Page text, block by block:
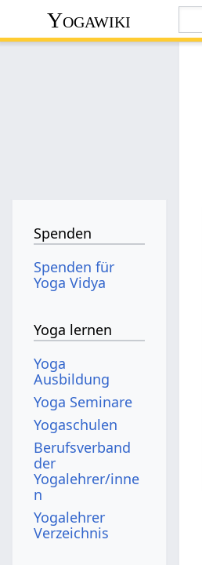
Yogawiki
Spenden
Spenden für
Yoga Vidya
Yoga lernen
Yoga
Ausbildung
Yoga Seminare
Yogaschulen
Berufsverband
der
Yogalehrer/inne
n
Yogalehrer
Verzeichnis